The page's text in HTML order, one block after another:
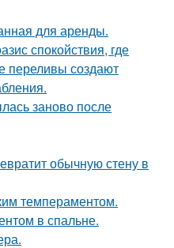
для аренды.
спокойствия, где
переливы создают
заново после
обычную стену в
темпераментом.
в спальне.